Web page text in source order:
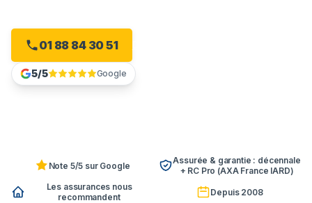
01 88 84 30 51
5/5 Google
Note 5/5 sur Google
Assurée & garantie : décennale
+ RC Pro (AXA France IARD)
Les assurances nous
recommandent
Depuis 2008